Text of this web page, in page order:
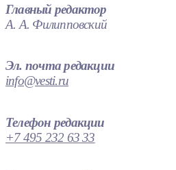
Главный редактор
А. А. Филипповский
Эл. почта редакции
info@vesti.ru
Телефон редакции
+7 495 232 63 33